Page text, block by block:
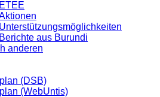
ETEE
Unterstützungsmöglichkeiten
Berichte aus Burundi
anderen
(DSB)
(WebUntis)